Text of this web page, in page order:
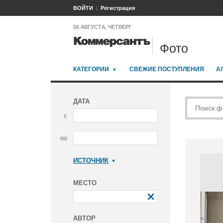
ВОЙТИ Регистрация
06 АВГУСТА, ЧЕТВЕРГ
Фото
КАТЕГОРИИ СВЕЖИЕ ПОСТУПЛЕНИЯ
ДАТА
с
по
ИСТОЧНИК
МЕСТО
АВТОР